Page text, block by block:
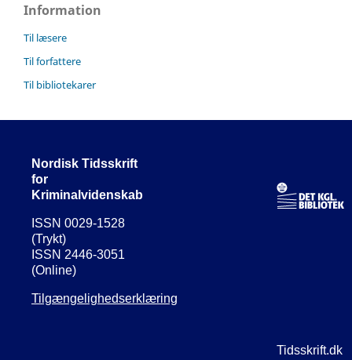
Information
Til læsere
Til forfattere
Til bibliotekarer
Nordisk Tidsskrift
for
Kriminalvidenskab
ISSN 0029-1528
(Trykt)
ISSN 2446-3051
(Online)
Tilgængelighedserklæring